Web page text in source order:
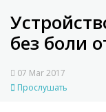
без боли
07 Mar 2017
Прослушать